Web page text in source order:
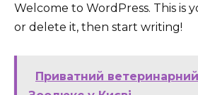
Welcome to WordPress. This is
or delete it, then start writing!
Приватний